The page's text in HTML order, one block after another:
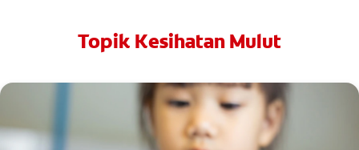
Topik Kesihatan Mulut